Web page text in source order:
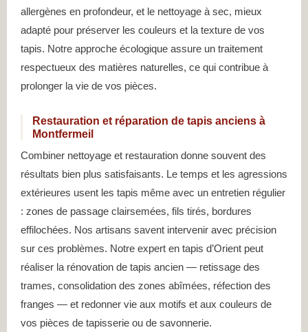
allergènes en profondeur, et le nettoyage à sec, mieux
adapté pour préserver les couleurs et la texture de vos
tapis. Notre approche écologique assure un traitement
respectueux des matières naturelles, ce qui contribue à
prolonger la vie de vos pièces.
Restauration et réparation de tapis anciens à
Montfermeil
Combiner nettoyage et restauration donne souvent des
résultats bien plus satisfaisants. Le temps et les agressions
extérieures usent les tapis même avec un entretien régulier
: zones de passage clairsemées, fils tirés, bordures
effilochées. Nos artisans savent intervenir avec précision
sur ces problèmes. Notre expert en tapis d’Orient peut
réaliser la rénovation de tapis ancien — retissage des
trames, consolidation des zones abîmées, réfection des
franges — et redonner vie aux motifs et aux couleurs de
vos pièces de tapisserie ou de savonnerie.